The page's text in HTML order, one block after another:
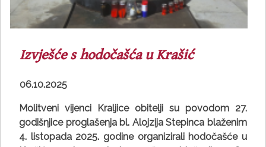
Izvješće s hodočašća u Krašić
06.10.2025
Molitveni vijenci Kraljice obitelji su povodom 27.
godišnjice proglašenja bl. Alojzija Stepinca blaženim
4. listopada 2025. godine organizirali hodočašće u